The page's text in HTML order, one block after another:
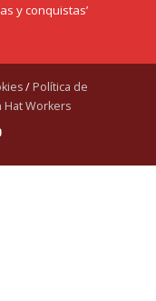
y conquistas’
/ Política de
Hat Workers